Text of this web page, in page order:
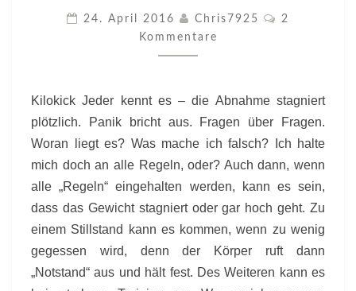
„KILOKICK“
24. April 2016 Chris7925 Kommentare
2
Kommentare
Kilokick Jeder kennt es – die Abnahme stagniert
plötzlich. Panik bricht aus. Fragen über Fragen.
Woran liegt es? Was mache ich falsch? Ich halte
mich doch an alle Regeln, oder? Auch dann, wenn
alle „Regeln“ eingehalten werden, kann es sein,
dass das Gewicht stagniert oder gar hoch geht. Zu
einem Stillstand kann es kommen, wenn zu wenig
gegessen wird, denn der Körper ruft dann
„Notstand“ aus und hält fest. Des Weiteren kann es